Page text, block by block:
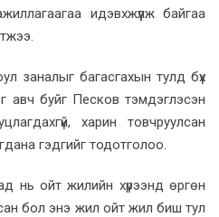
идэвхжүүлж байгаа
заналыг багасгахын тулд бүх
авч буйг Песков тэмдэглэсэн
харин товчруулсан
гэдгийг тодотголоо.
нь ойт жилийн хүрээнд өргөн
бол энэ жил ойт жил биш тул